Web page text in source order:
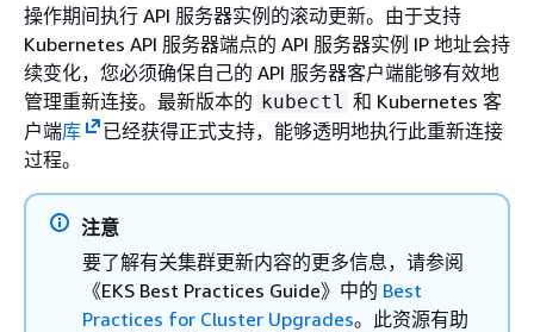
操作期间执行 API 服务器实例的滚动更新。由于支持
Kubernetes API 服务器端点的 API 服务器实例 IP 地址会持
续变化，您必须确保自己的 API 服务器客户端能够有效地
管理重新连接。最新版本的 kubectl 和 Kubernetes 客
户端库
已经获得正式支持，能够透明地执行此重新连接
过程。
注意
要了解有关集群更新内容的更多信息，请参阅
《EKS Best Practices Guide》中的 Best
Practices for Cluster Upgrades。此资源有助